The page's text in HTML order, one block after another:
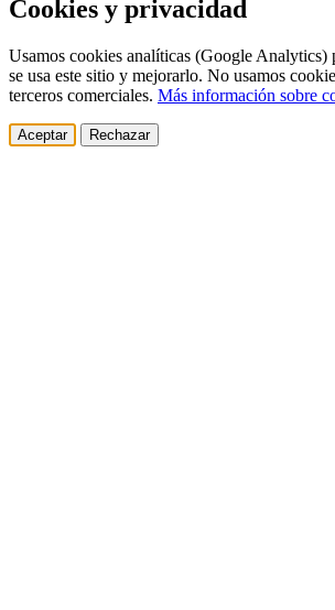
Cookies y privacidad
Usamos cookies analíticas (Google Analytics)
se usa este sitio y mejorarlo. No usamos
terceros comerciales. Más información sobre
Aceptar Rechazar